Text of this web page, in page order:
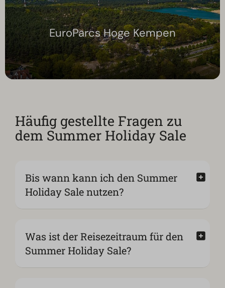
EuroParcs Hoge Kempen
Häufig gestellte Fragen zu
dem Summer Holiday Sale
Bis wann kann ich den Summer
Holiday Sale nutzen?
Was ist der Reisezeitraum für den
Summer Holiday Sale?